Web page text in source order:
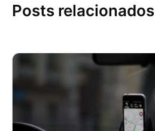
Posts relacionados